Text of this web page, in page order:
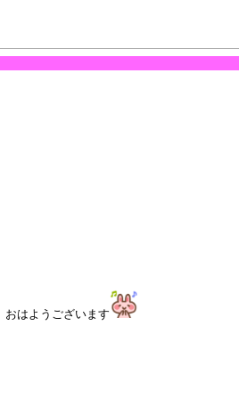
おはようございます